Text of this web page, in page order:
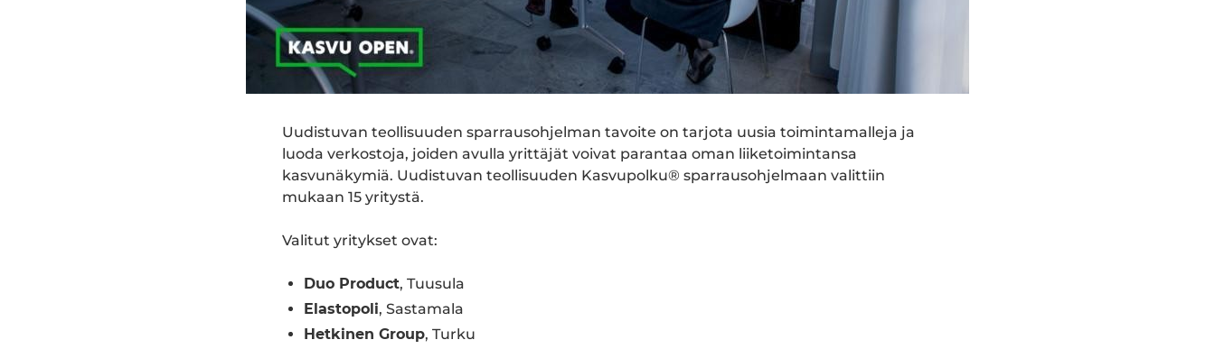
Uudistuvan teollisuuden sparrausohjelman tavoite on tarjota uusia toimintamalleja ja
luoda verkostoja, joiden avulla yrittäjät voivat parantaa oman liiketoimintansa
kasvunäkymiä. Uudistuvan teollisuuden Kasvupolku® sparrausohjelmaan valittiin
mukaan 15 yritystä.
Valitut yritykset ovat:
Duo Product, Tuusula
Elastopoli, Sastamala
Hetkinen Group, Turku